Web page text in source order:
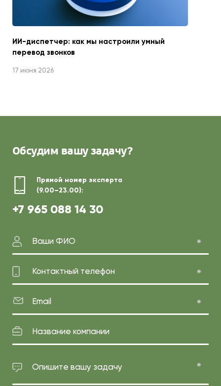
ИИ-диспетчер: как мы настроили умный
перевод звонков
17 июня 2026
Обсудим вашу задачу?
Прямой номер эксперта
(9.00–23.00):
+7 965 088 14 30
Ваши ФИО
Контактный телефон
Email
Название компании
Опишите вашу задачу